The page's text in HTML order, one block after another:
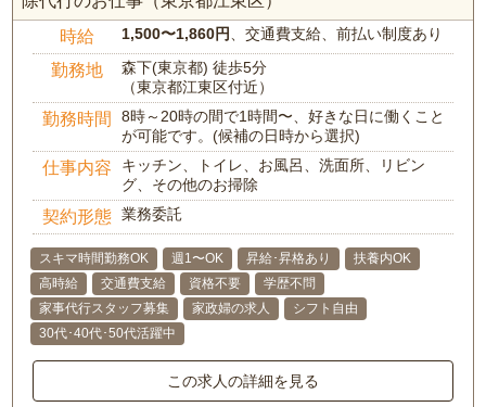
時給 1,500〜1,860円 、交通費支給、前払い制度あり
勤務地
森下(東京都) 徒歩5分
（東京都江東区付近）
勤務時間
8時～20時の間で1時間〜、好きな日に働くこと
が可能です。(候補の日時から選択)
仕事内容
キッチン、トイレ、お風呂、洗面所、リビン
グ、その他のお掃除
契約形態 業務委託
スキマ時間勤務OK 週1〜OK 昇給･昇格あり
扶養内OK
高時給
交通費支給 資格不要
学歴不問
家事代行スタッフ募集
家政婦の求人
シフト自由
30代･40代･50代活躍中
この求人の詳細を見る